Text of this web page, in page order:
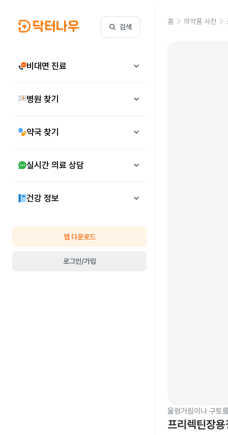
검색
비대면 진료
병원 찾기
약국 찾기
실시간 의료 상담
건강 정보
앱 다운로드
로그인/가입
홈 의약품 사전
울렁거림이나 구토
프리렉틴장용